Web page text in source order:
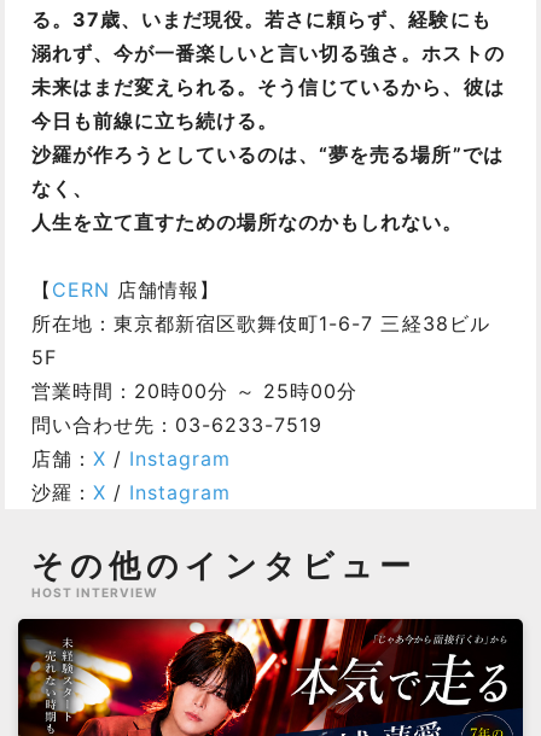
る。37歳、いまだ現役。若さに頼らず、経験にも
溺れず、今が一番楽しいと言い切る強さ。ホストの
未来はまだ変えられる。そう信じているから、彼は
今日も前線に立ち続ける。
沙羅が作ろうとしているのは、“夢を売る場所”では
なく、
人生を立て直すための場所なのかもしれない。
【 CERN 店舗情報】
所在地：東京都新宿区歌舞伎町1-6-7 三経38ビル
5F
営業時間：20時00分 ～ 25時00分
問い合わせ先：03-6233-7519
店舗：X / Instagram
沙羅：X / Instagram
その他のインタビュー
HOST INTERVIEW